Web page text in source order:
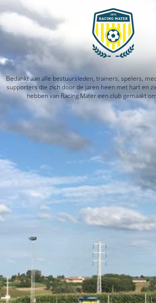
Bedankt aan alle bestuursleden, trainers, spelers,
supporters die zich door de jaren heen met hart en
hebben van Racing Mater een club gemaakt